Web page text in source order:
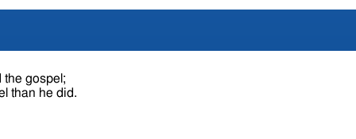
gospel;
than he did.